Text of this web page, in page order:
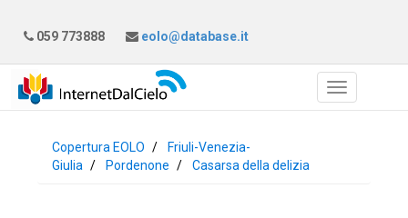
059 773888 eolo@database.it
Copertura EOLO
Friuli-Venezia-
Giulia
Pordenone Casarsa della delizia